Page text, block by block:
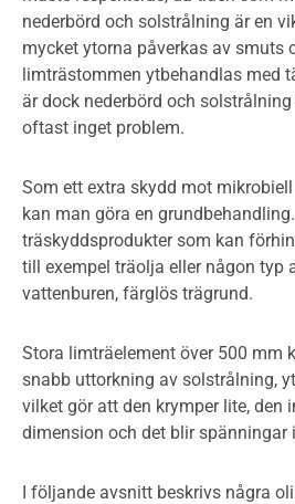
nederbörd och solstrålning är en
mycket ytorna påverkas av smuts
limträstommen ytbehandlas med
är dock nederbörd och
oftast inget problem.
Som ett extra skydd mot
kan man göra en
träskyddsprodukter som kan
till exempel träolja eller någon typ
vattenburen, färglös trägrund.
Stora limträelement över 500 mm
snabb uttorkning av solstrålning,
vilket gör att den krymper lite, den
dimension och det blir spänningar
I följande avsnitt beskrivs några